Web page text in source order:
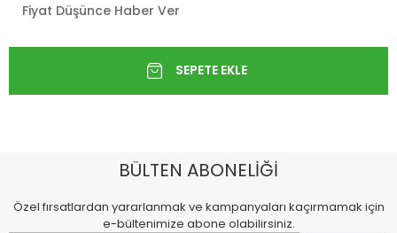
Fiyat Düşünce Haber Ver
BÜLTEN ABONELİĞİ
Özel fırsatlardan yararlanmak ve kampanyaları kaçırmamak için
e-bültenimize abone olabilirsiniz.